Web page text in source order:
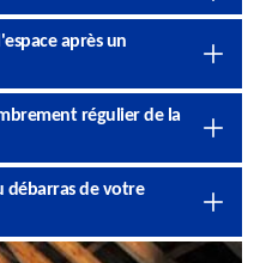
après un
régulier de la
débarras de votre